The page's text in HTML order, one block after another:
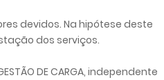
devidos. Na hipótese deste
dos serviços.
DE CARGA, independente